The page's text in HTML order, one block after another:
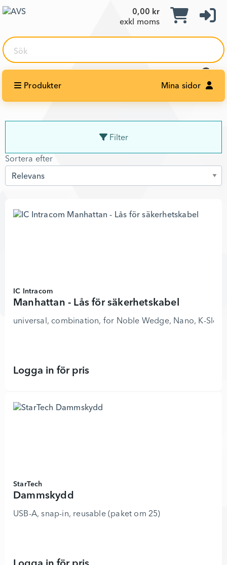
0,00 kr
exkl moms
Sök
Produkter Mina sidor
Filter
Sortera efter
Sortera efter
IC Intracom
Manhattan - Lås för säkerhetskabel
universal, combination, for Noble Wedge, Nano, K-Slot
Logga in för prisManhattan - Lås för säkerhetskabel
StarTech
Dammskydd
USB-A, snap-in, reusable (paket om 25)